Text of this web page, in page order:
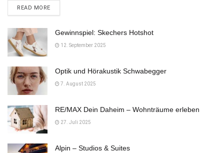
READ MOREDETAILS
Gewinnspiel: Skechers Hotshot
12. September 2025
Optik und Hörakustik Schwabegger
7. August 2025
RE/MAX Dein Daheim – Wohnträume erleben
27. Juli 2025
Alpin – Studios & Suites